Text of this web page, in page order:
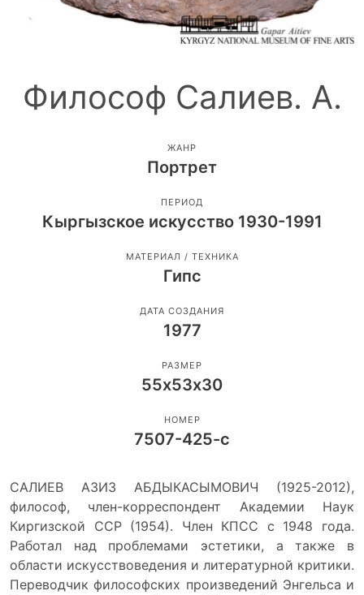
Философ Салиев. А.
ЖАНР
Портрет
ПЕРИОД
Кыргызское искусство 1930-1991
МАТЕРИАЛ / ТЕХНИКА
Гипс
ДАТА СОЗДАНИЯ
1977
РАЗМЕР
55х53х30
НОМЕР
7507-425-с
САЛИЕВ АЗИЗ АБДЫКАСЫМОВИЧ (1925-2012),
философ, член-корреспондент Академии Наук
Киргизской ССР (1954). Член КПСС с 1948 года.
Работал над проблемами эстетики, а также в
области искусствоведения и литературной критики.
Переводчик философских произведений Энгельса и